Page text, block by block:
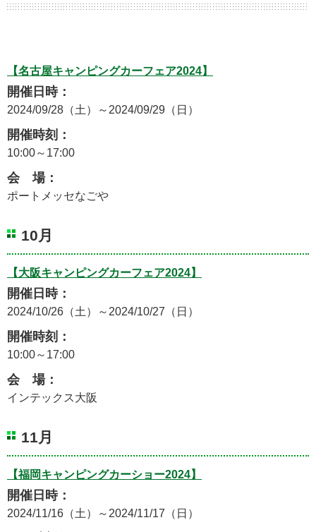
【名古屋キャンピングカーフェア2024】
開催日時：
2024/09/28（土）～2024/09/29（日）
開催時刻：
10:00～17:00
会 場：
ポートメッセなごや
10月
【大阪キャンピングカーフェア2024】
開催日時：
2024/10/26（土）～2024/10/27（日）
開催時刻：
10:00～17:00
会 場：
インテックス大阪
11月
【福岡キャンピングカーショー2024】
開催日時：
2024/11/16（土）～2024/11/17（日）